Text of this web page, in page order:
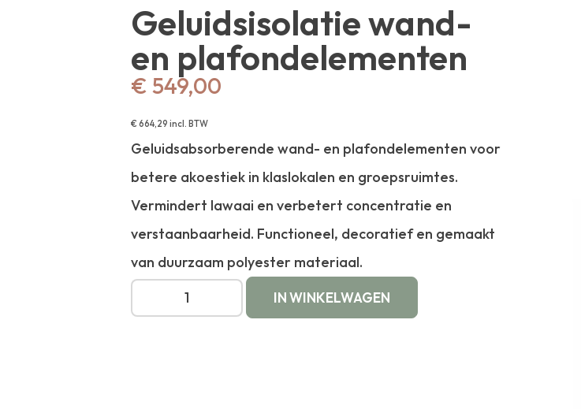
Geluidsisolatie wand-
en plafondelementen
€ 549,00
€ 664,29 incl. BTW
Geluidsabsorberende wand- en plafondelementen voor
betere akoestiek in klaslokalen en groepsruimtes.
Vermindert lawaai en verbetert concentratie en
verstaanbaarheid. Functioneel, decoratief en gemaakt
van duurzaam polyester materiaal.
IN WINKELWAGEN